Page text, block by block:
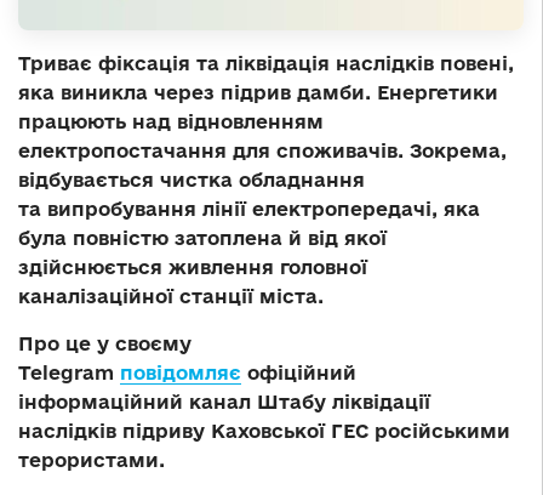
Триває фіксація та ліквідація наслідків повені,
яка виникла через підрив дамби. Енергетики
працюють над відновленням
електропостачання для споживачів. Зокрема,
відбувається чистка обладнання
та випробування лінії електропередачі, яка
була повністю затоплена й від якої
здійснюється живлення головної
каналізаційної станції міста.
Про це у своєму
Telegram повідомляє офіційний
інформаційний канал Штабу ліквідації
наслідків підриву Каховської ГЕС російськими
терористами.